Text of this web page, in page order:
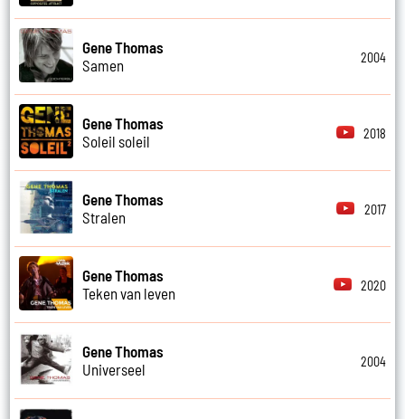
Gene Thomas
Samen
2004
Gene Thomas
Soleil soleil
2018
Gene Thomas
Stralen
2017
Gene Thomas
Teken van leven
2020
Gene Thomas
Universeel
2004